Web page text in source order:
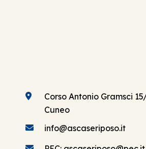
Corso Antonio Gramsci
Cuneo
info@ascaseriposo.it